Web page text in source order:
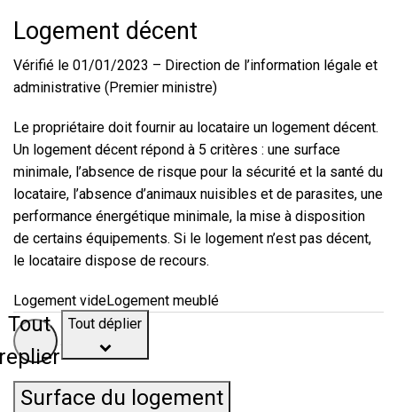
Logement décent
Vérifié le 01/01/2023 – Direction de l’information légale et
administrative (Premier ministre)
Le propriétaire doit fournir au locataire un logement décent.
Un logement décent répond à 5 critères : une surface
minimale, l’absence de risque pour la sécurité et la santé du
locataire, l’absence d’animaux nuisibles et de parasites, une
performance énergétique minimale, la mise à disposition
de certains équipements. Si le logement n’est pas décent,
le locataire dispose de recours.
Logement videLogement meublé
Tout
Tout déplier
Surface du logement